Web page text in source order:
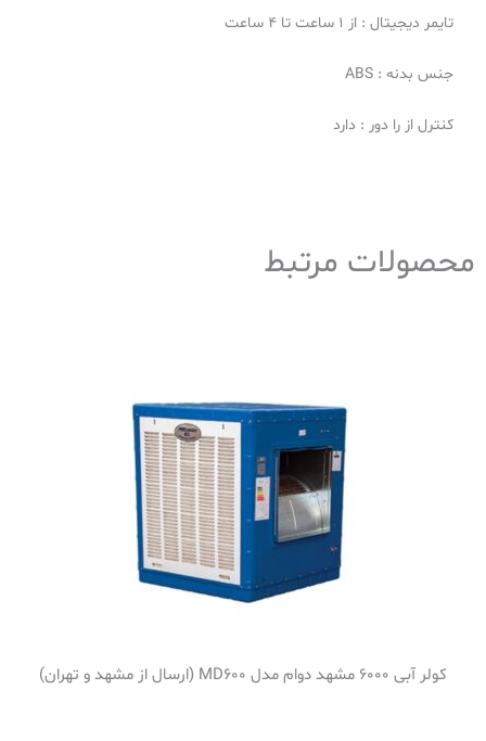
تایمر دیجیتال : از 1 ساعت تا 4 ساعت
جنس بدنه : ABS
کنترل از را دور : دارد
محصولات مرتبط
کولر آبی 6000 مشهد دوام مدل MD600 (ارسال از مشهد و تهران)